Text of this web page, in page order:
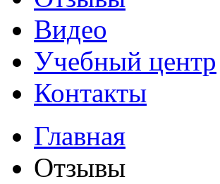
Видео
Учебный центр
Контакты
Главная
Отзывы